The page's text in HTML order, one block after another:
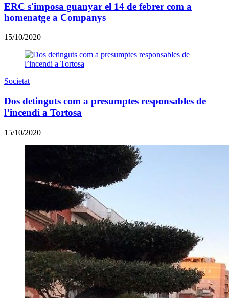
ERC s'imposa guanyar el 14 de febrer com a
homenatge a Companys
15/10/2020
Societat
Dos detinguts com a presumptes responsables de
l’incendi a Tortosa
15/10/2020